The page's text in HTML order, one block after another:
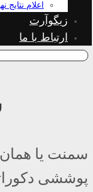
اعلام نتایج
زیگوآرت
ارتباط با ما
سمنت یا
پوششی